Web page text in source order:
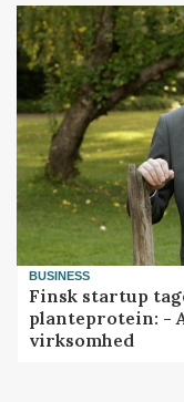
BUSINESS
Finsk startup
planteprotein: -
virksomhed